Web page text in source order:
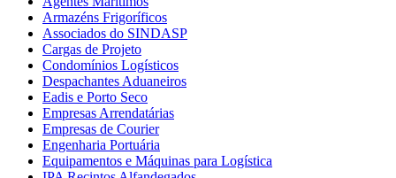
Armazéns Frigoríficos
Associados do SINDASP
Cargas de Projeto
Condomínios Logísticos
Despachantes Aduaneiros
Eadis e Porto Seco
Empresas Arrendatárias
Empresas de Courier
Engenharia Portuária
Equipamentos e Máquinas para Logística